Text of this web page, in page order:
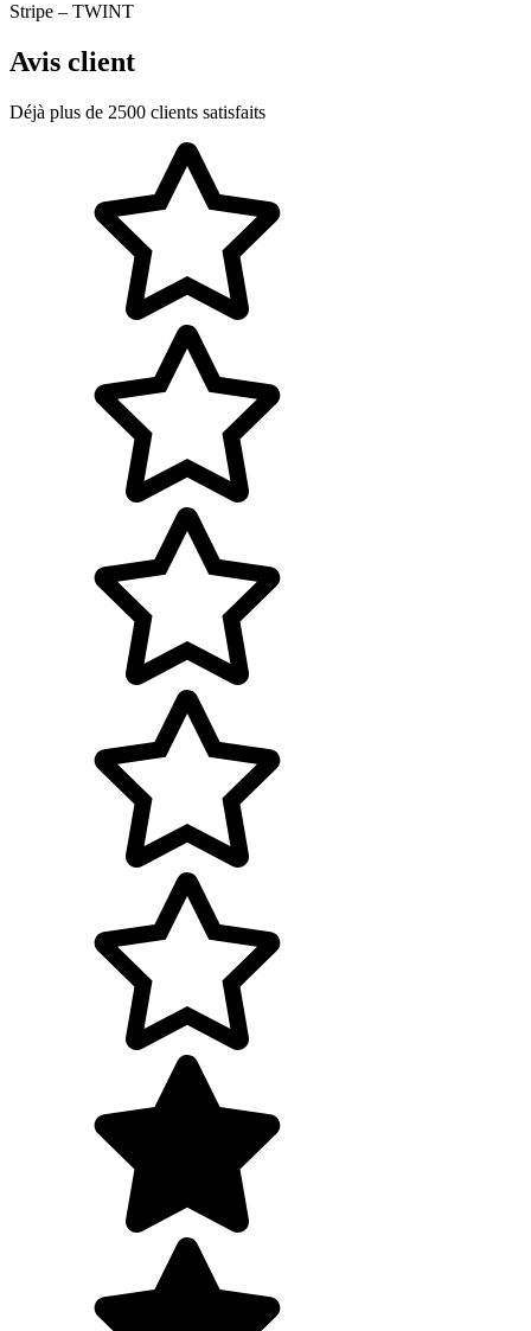
Stripe – TWINT
Avis client
Déjà plus de 2500 clients satisfaits